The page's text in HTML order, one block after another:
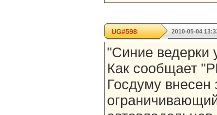
UG#598 2010-05-04
"Синие ведерки
Как сообщает
Госдуму внесен